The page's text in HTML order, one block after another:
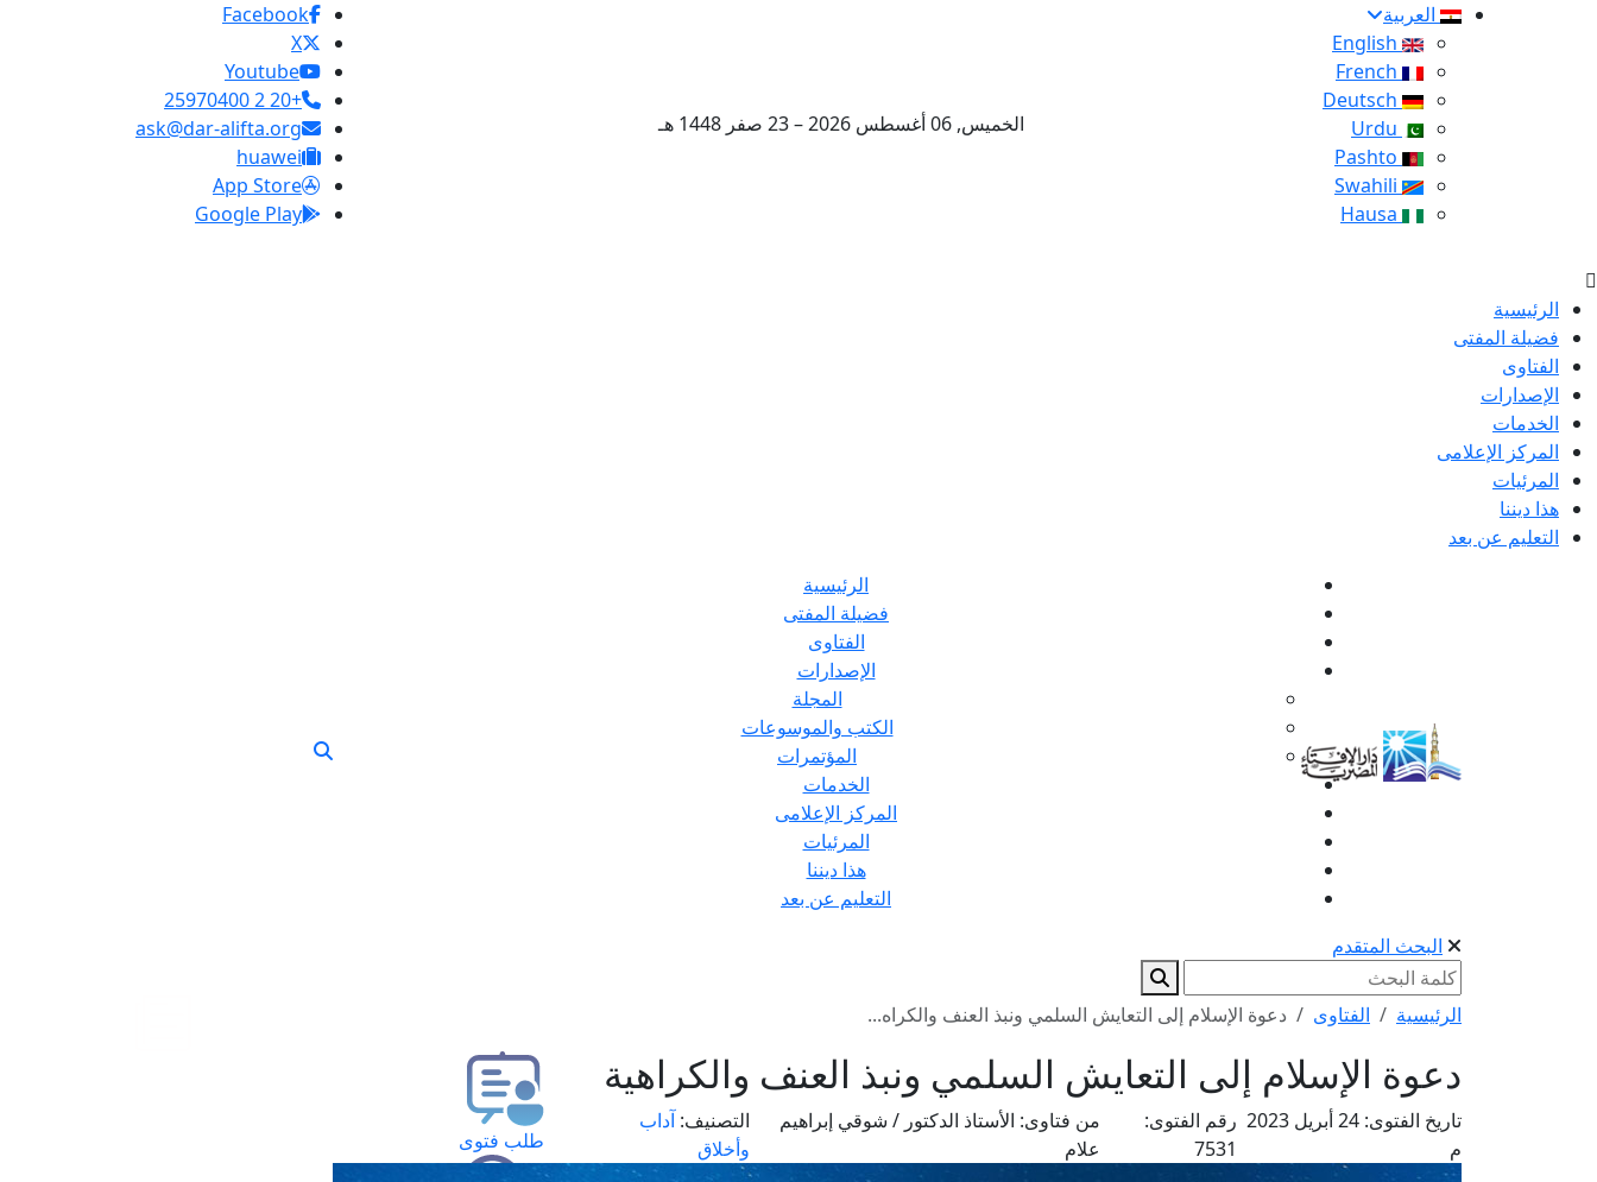
العربية
الخميس, 06 أغسطس 2026 – 23 صفر 1448 هـ
Facebook
X
Youtube
+20 2 25970400
ask@dar-alifta.org
huawei
App Store
Google Play
الرئيسية
فضيلة المفتى
الفتاوى
الإصدارات
الخدمات
المركز الإعلامى
المرئيات
هذا ديننا
التعليم عن بعد
الرئيسية
فضيلة المفتى
الفتاوى
الإصدارات
المجلة
الكتب والموسوعات
المؤتمرات
الخدمات
المركز الإعلامى
المرئيات
هذا ديننا
التعليم عن بعد
البحث المتقدم
الرئيسية الفتاوى دعوة الإسلام إلى التعايش السلمي ونبذ العنف والكراه...
دعوة الإسلام إلى التعايش السلمي ونبذ العنف والكراهية
تاريخ الفتوى:
24 أبريل 2023
م
رقم الفتوى:
7531
من فتاوى: الأستاذ الدكتور / شوقي إبراهيم
علام
التصنيف: آداب
وأخلاق
طلب فتوى